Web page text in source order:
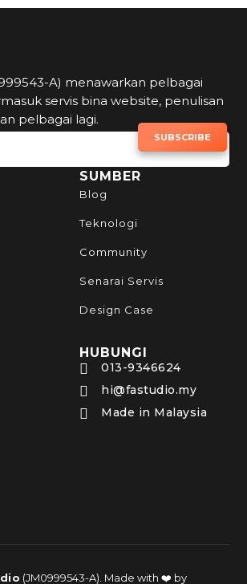
A) menawarkan pelbagai
servis bina website, penulisan
pelbagai lagi.
SUBSCRIBE
SUMBER
Blog
Teknologi
Community
Senarai Servis
Design Case
HUBUNGI
 013-9346624
 hi@fastudio.my
 Made in Malaysia
(JM0999543-A). Made with ❤️ by